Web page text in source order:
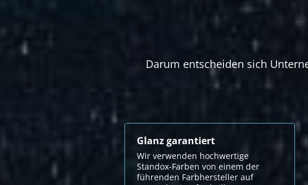
Darum entscheiden sich
Glanz garantiert
Wir verwenden hochwertige
Standox-Farben von einem der
führenden Farbhersteller auf